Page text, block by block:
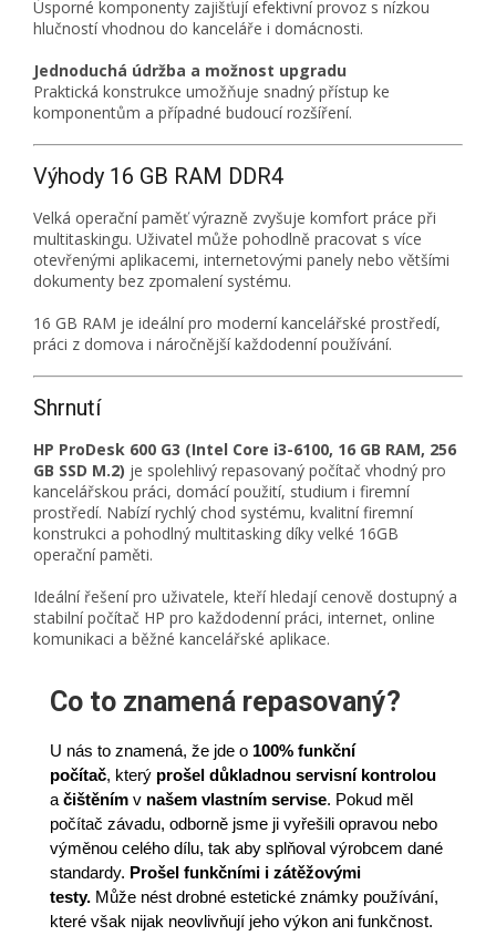
Úsporné komponenty zajišťují efektivní provoz s nízkou
hlučností vhodnou do kanceláře i domácnosti.
Jednoduchá údržba a možnost upgradu
Praktická konstrukce umožňuje snadný přístup ke
komponentům a případné budoucí rozšíření.
Výhody 16 GB RAM DDR4
Velká operační paměť výrazně zvyšuje komfort práce při
multitaskingu. Uživatel může pohodlně pracovat s více
otevřenými aplikacemi, internetovými panely nebo většími
dokumenty bez zpomalení systému.
16 GB RAM je ideální pro moderní kancelářské prostředí,
práci z domova i náročnější každodenní používání.
Shrnutí
HP ProDesk 600 G3 (Intel Core i3-6100, 16 GB RAM, 256
GB SSD M.2) je spolehlivý repasovaný počítač vhodný pro
kancelářskou práci, domácí použití, studium i firemní
prostředí. Nabízí rychlý chod systému, kvalitní firemní
konstrukci a pohodlný multitasking díky velké 16GB
operační paměti.
Ideální řešení pro uživatele, kteří hledají cenově dostupný a
stabilní počítač HP pro každodenní práci, internet, online
komunikaci a běžné kancelářské aplikace.
Co to znamená repasovaný?
U nás to znamená, že jde o 100% funkční
počítač, který prošel důkladnou servisní kontrolou
a čištěním v našem vlastním servise. Pokud měl
počítač závadu, odborně jsme ji vyřešili opravou nebo
výměnou celého dílu, tak aby splňoval výrobcem dané
standardy. Prošel funkčními i zátěžovými
testy. Může nést drobné estetické známky používání,
které však nijak neovlivňují jeho výkon ani funkčnost.